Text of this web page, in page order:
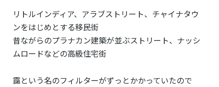
リトルインディア、アラブストリート、チャイナタウ
ンをはじめとする移民街
昔ながらのプラナカン建築が並ぶストリート、ナッシ
ムロードなどの高級住宅街
靄という名のフィルターがずっとかかっていたので